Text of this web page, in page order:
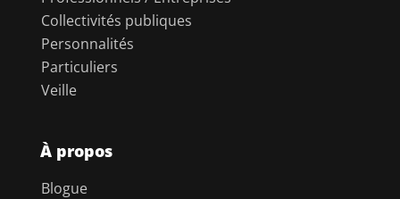
Collectivités publiques
Personnalités
Particuliers
Veille
À propos
Blogue